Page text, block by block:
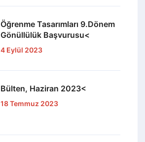
Öğrenme Tasarımları 9.Dönem
Gönüllülük Başvurusu<
4 Eylül 2023
Bülten, Haziran 2023<
18 Temmuz 2023